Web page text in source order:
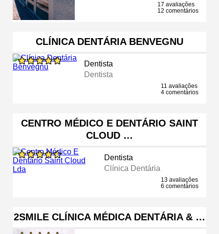
17 avaliações
12 comentários
CLÍNICA DENTÁRIA BENVEGNU
Dentista
Dentista
11 avaliações
4 comentários
CENTRO MÉDICO E DENTÁRIO SAINT
CLOUD …
Dentista
Clínica Dentária
13 avaliações
6 comentários
2SMILE CLÍNICA MÉDICA DENTÁRIA & …